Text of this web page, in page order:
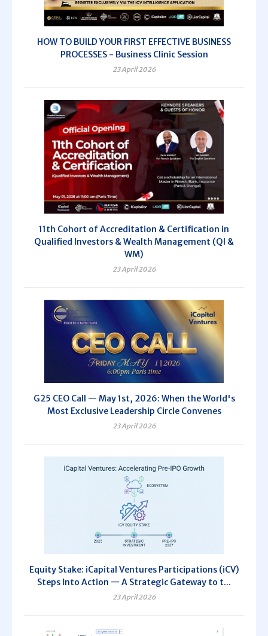
HOW TO BUILD YOUR FIRST EFFECTIVE BUSINESS
PROCESSES - Business Clinic Session
23 April 2026
11th Cohort of Accreditation & Certification in
Qualified Investors & Wealth Management (QI &
WM)
23 April 2026
G25 CEO Call — May 1st, 2026: When the World's
Most Exclusive Leadership Circle Convenes
23 April 2026
Equity Stake: iCapital Ventures Participations (iCV)
Steps Into Action — A Strategic Gateway to t...
23 April 2026